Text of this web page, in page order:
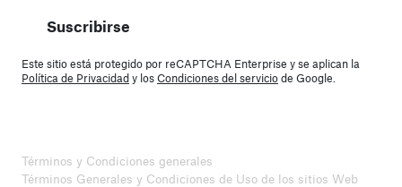
Suscribirse
Este sitio está protegido por reCAPTCHA Enterprise y se aplican la
Política de Privacidady losCondiciones del serviciode Google.
Términos y Condiciones generales
Términos Generales y Condiciones de Uso de los sitios Web